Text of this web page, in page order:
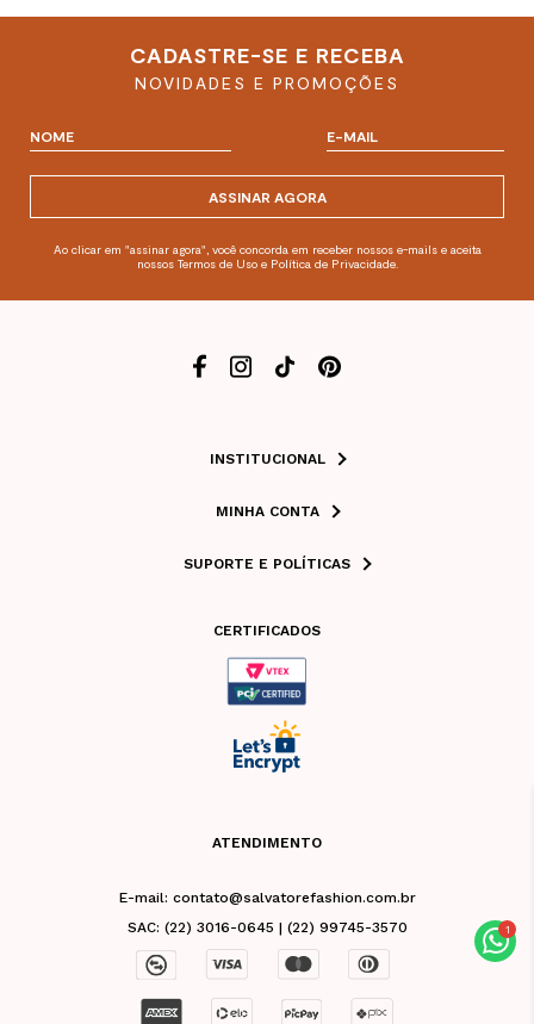
CADASTRE-SE E RECEBA
NOVIDADES E PROMOÇÕES
ASSINAR AGORA
Ao clicar em "assinar agora", você concorda em receber nossos e-mails e aceita
nossos Termos de Uso e Política de Privacidade.
INSTITUCIONAL
MINHA CONTA
SUPORTE E POLÍTICAS
CERTIFICADOS
ATENDIMENTO
E-mail: contato@salvatorefashion.com.br
SAC: (22) 3016-0645 | (22) 99745-3570